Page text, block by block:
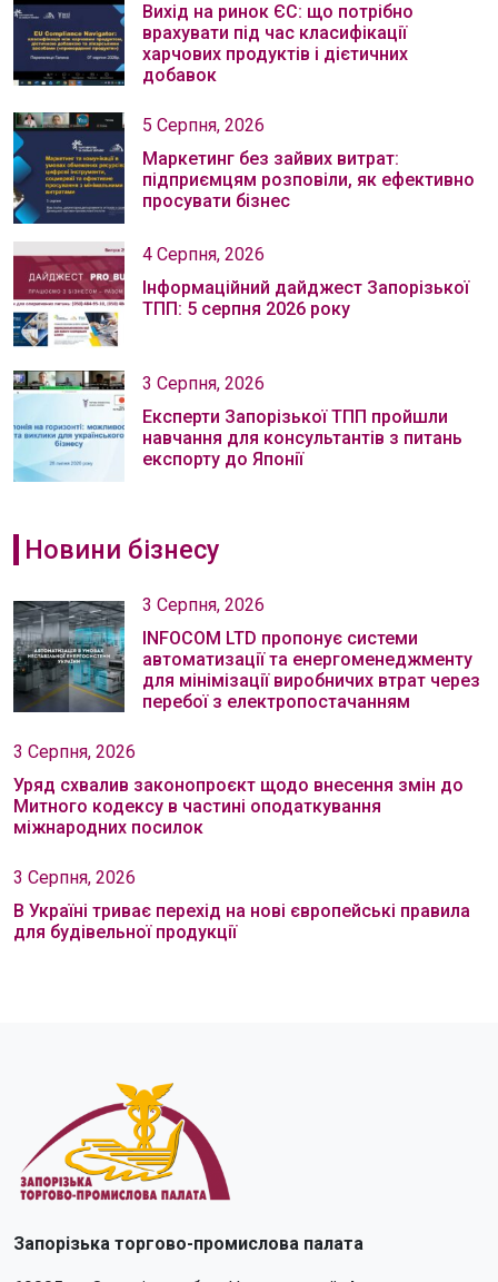
Вихід на ринок ЄС: що потрібно
врахувати під час класифікації
харчових продуктів і дієтичних
добавок
5 Серпня, 2026
Маркетинг без зайвих витрат:
підприємцям розповіли, як ефективно
просувати бізнес
4 Серпня, 2026
Інформаційний дайджест Запорізької
ТПП: 5 серпня 2026 року
3 Серпня, 2026
Експерти Запорізької ТПП пройшли
навчання для консультантів з питань
експорту до Японії
Новини бізнесу
3 Серпня, 2026
INFOCOM LTD пропонує системи
автоматизації та енергоменеджменту
для мінімізації виробничих втрат через
перебої з електропостачанням
3 Серпня, 2026
Уряд схвалив законопроєкт щодо внесення змін до
Митного кодексу в частині оподаткування
міжнародних посилок
3 Серпня, 2026
В Україні триває перехід на нові європейські правила
для будівельної продукції
Запорізька торгово-промислова палата